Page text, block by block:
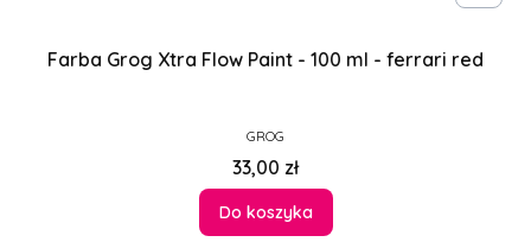
Farba Grog Xtra Flow Paint - 100 ml - ferrari red
PRODUCENT
GROG
Cena
33,00 zł
Do koszyka